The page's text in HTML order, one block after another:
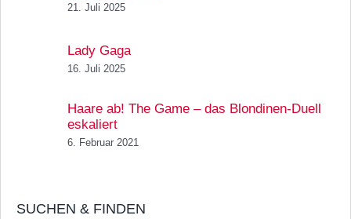
21. Juli 2025
Lady Gaga
16. Juli 2025
Haare ab! The Game – das Blondinen-Duell
eskaliert
6. Februar 2021
SUCHEN & FINDEN